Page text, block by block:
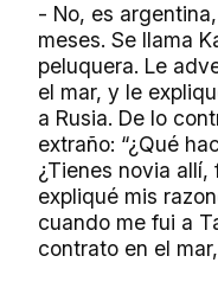
- No, es
meses. Se llama
peluquera. Le
el mar, y le
a Rusia. De lo
extraño: “¿Qué
¿Tienes novia allí,
expliqué mis
cuando me fui a
contrato en el